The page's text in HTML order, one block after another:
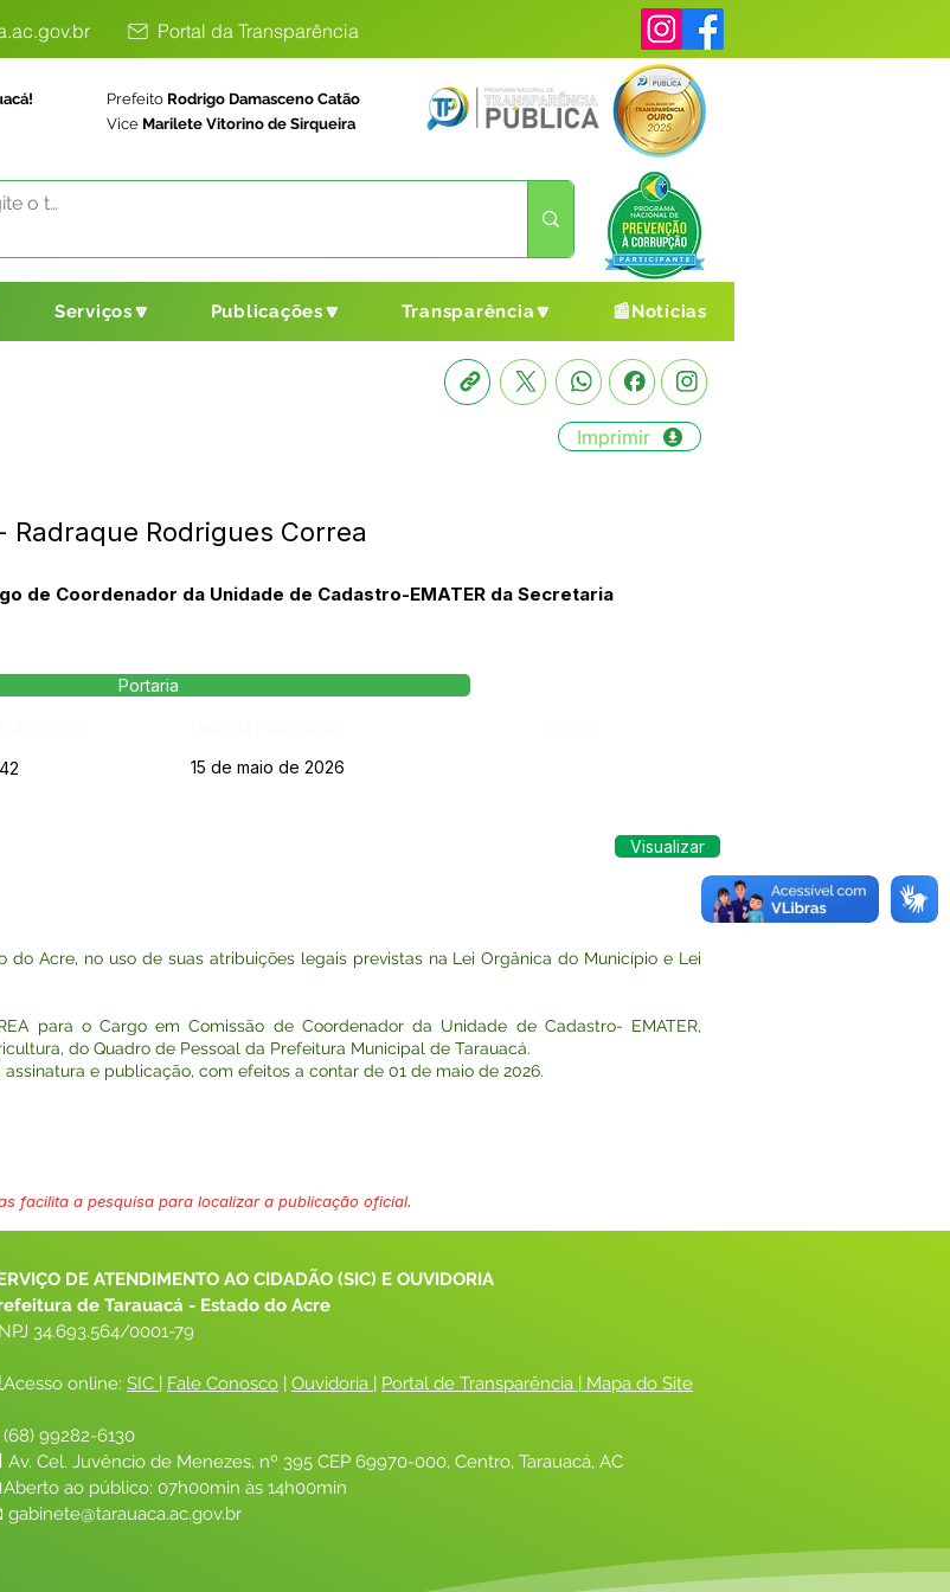
Portal da Transparência
Prefeito Rodrigo Damasceno Catão
Vice Marilete Vitorino de Sirqueira
Serviços🔽 Publicações🔽 Transparência🔽 📰Notícias
Imprimir
Radraque Rodrigues Correa
de Coordenador da Unidade de Cadastro-EMATER da Secretaria
Portaria
15 de maio de 2026
do Acre, no uso de suas atribuições legais previstas na Lei Orgânica do Município e Lei
para o Cargo em Comissão de Coordenador da Unidade de Cadastro- EMATER,
do Quadro de Pessoal da Prefeitura Municipal de Tarauacá.
e publicação, com efeitos a contar de 01 de maio de 2026.
Visualizar
facilita a pesquisa para localizar a publicação oficial.
DE ATENDIMENTO AO CIDADÃO (SIC) E OUVIDORIA
de Tarauacá - Estado do Acre
34.693.564/0001-79
online: SIC | Fale Conosco | Ouvidoria | Portal de Transparência | Mapa do Site
99282-6130
Av. Cel. Juvêncio de Menezes, nº 395 CEP 69970-000, Centro, Tarauacá, AC
ao público: 07h00min às 14h00min
gabinete@tarauaca.ac.gov.br